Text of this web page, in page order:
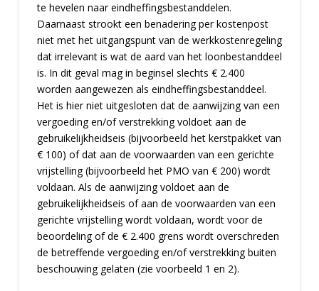
te hevelen naar eindheffingsbestanddelen.
Daarnaast strookt een benadering per kostenpost
niet met het uitgangspunt van de werkkostenregeling
dat irrelevant is wat de aard van het loonbestanddeel
is. In dit geval mag in beginsel slechts € 2.400
worden aangewezen als eindheffingsbestanddeel.
Het is hier niet uitgesloten dat de aanwijzing van een
vergoeding en/of verstrekking voldoet aan de
gebruikelijkheidseis (bijvoorbeeld het kerstpakket van
€ 100) of dat aan de voorwaarden van een gerichte
vrijstelling (bijvoorbeeld het PMO van € 200) wordt
voldaan. Als de aanwijzing voldoet aan de
gebruikelijkheidseis of aan de voorwaarden van een
gerichte vrijstelling wordt voldaan, wordt voor de
beoordeling of de € 2.400 grens wordt overschreden
de betreffende vergoeding en/of verstrekking buiten
beschouwing gelaten (zie voorbeeld 1 en 2).